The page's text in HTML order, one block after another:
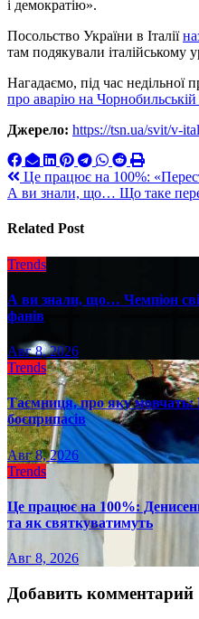
і демократію».
Посольство України в Італії
там подякували італійському
Нагадаємо, під час недільної
про аварію на Чорнобильській
Джерело: https://tsn.ua/svit/v-
Навигация
по
записям
Це працює на 100%:
А ви знали, що… Що таке
Related Post
Trends
А ви знали, що… Чемпіон
фанів
Авг 8, 2026
Trends
Таємниця, про яку мовчать:
боєприпасів
Авг 8, 2026
Trends
Це працює на 100%:
та як святкуватимуть
Авг 8, 2026
Добавить комментарий